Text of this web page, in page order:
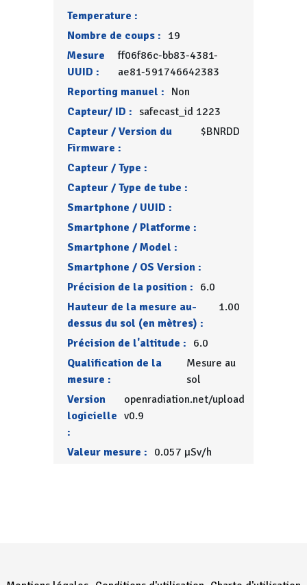
Temperature :
Nombre de coups : 19
Mesure
UUID :
ff06f86c-bb83-4381-
ae81-591746642383
Reporting manuel : Non
Capteur/ ID : safecast_id 1223
Capteur / Version du
Firmware :
$BNRDD
Capteur / Type :
Capteur / Type de tube :
Smartphone / UUID :
Smartphone / Platforme :
Smartphone / Model :
Smartphone / OS Version :
Précision de la position : 6.0
Hauteur de la mesure au-
dessus du sol (en mètres) :
1.00
Précision de l'altitude : 6.0
Qualification de la
mesure :
Mesure au
sol
Version
logicielle
:
openradiation.net/upload
v0.9
Valeur mesure : 0.057 µSv/h